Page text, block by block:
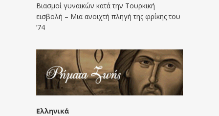
Βιασμοί γυναικών κατά την Τουρκική
εισβολή – Μια ανοιχτή πληγή της φρίκης του
’74
Ελληνικά